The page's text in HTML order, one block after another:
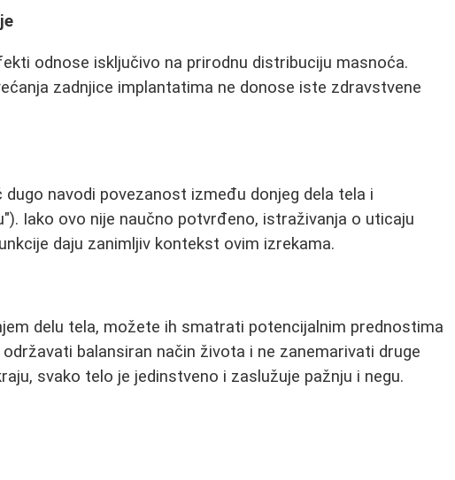
odnose isključivo na prirodnu distribuciju masnoća.
zadnjice implantatima ne donose iste zdravstvene
navodi povezanost između donjeg dela tela i
Iako ovo nije naučno potvrđeno, istraživanja o uticaju
daju zanimljiv kontekst ovim izrekama.
delu tela, možete ih smatrati potencijalnim prednostima
balansiran način života i ne zanemarivati druge
svako telo je jedinstveno i zaslužuje pažnju i negu.